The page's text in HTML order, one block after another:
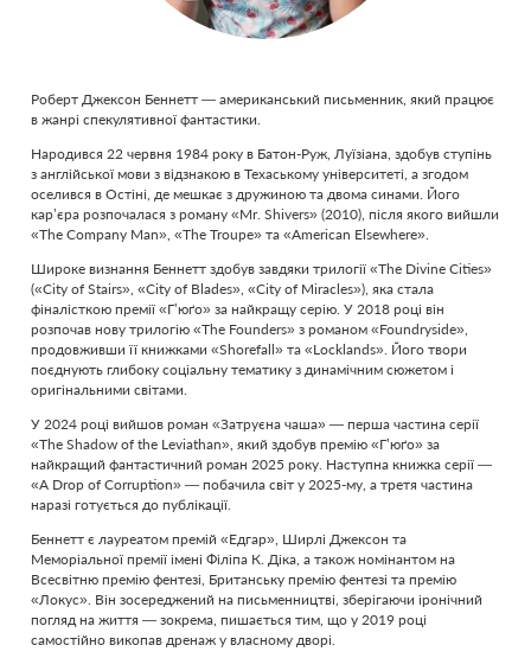
Роберт Джексон Беннетт — американський письменник, який працює
в жанрі спекулятивної фантастики.
Народився 22 червня 1984 року в Батон-Руж, Луїзіана, здобув ступінь
з англійської мови з відзнакою в Техаському університеті, а згодом
оселився в Остіні, де мешкає з дружиною та двома синами. Його
кар’єра розпочалася з роману «Mr. Shivers» (2010), після якого вийшли
«The Company Man», «The Troupe» та «American Elsewhere».
Широке визнання Беннетт здобув завдяки трилогії «The Divine Cities»
(«City of Stairs», «City of Blades», «City of Miracles»), яка стала
фіналісткою премії «Г’юґо» за найкращу серію. У 2018 році він
розпочав нову трилогію «The Founders» з романом «Foundryside»,
продовживши її книжками «Shorefall» та «Locklands». Його твори
поєднують глибоку соціальну тематику з динамічним сюжетом і
оригінальними світами.
У 2024 році вийшов роман «Затруєна чаша» — перша частина серії
«The Shadow of the Leviathan», який здобув премію «Г’юґо» за
найкращий фантастичний роман 2025 року. Наступна книжка серії —
«A Drop of Corruption» — побачила світ у 2025-му, а третя частина
наразі готується до публікації.
Беннетт є лауреатом премій «Едгар», Ширлі Джексон та
Меморіальної премії імені Філіпа К. Діка, а також номінантом на
Всесвітню премію фентезі, Британську премію фентезі та премію
«Локус». Він зосереджений на письменництві, зберігаючи іронічний
погляд на життя — зокрема, пишається тим, що у 2019 році
самостійно викопав дренаж у власному дворі.